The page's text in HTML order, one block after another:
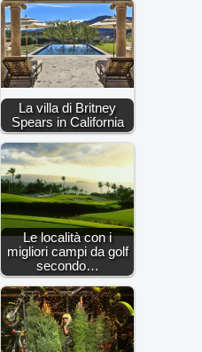
La villa di Britney
Spears in California
Le località con i
migliori campi da golf
secondo…